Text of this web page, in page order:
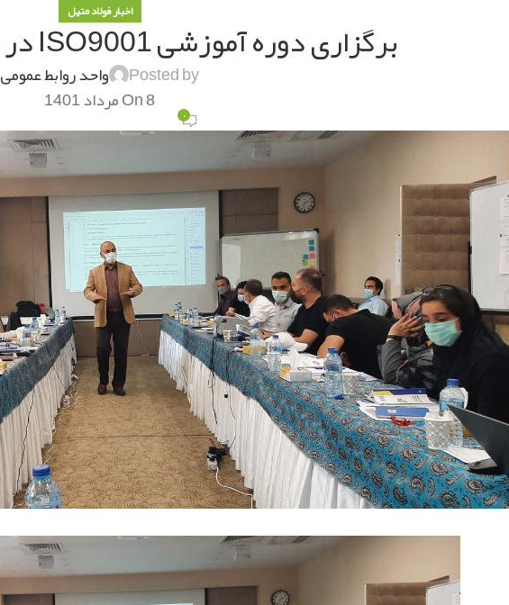
اخبار فولاد متیل
برگزاری دوره آموزشی ISO9001 در شرکت فولاد متیل
Posted by واحد روابط عمومی
On 8 مرداد 1401 ۰